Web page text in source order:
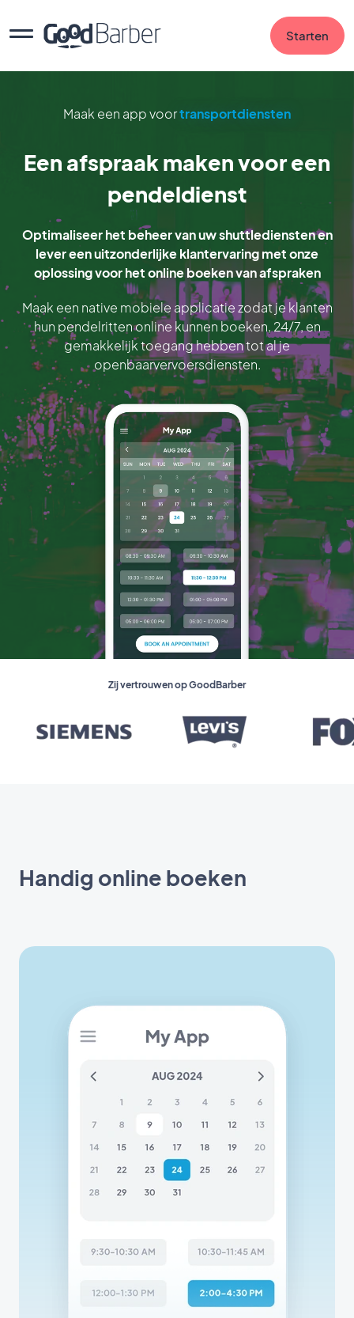
Starten
Maak een app voortransportdiensten
Een afspraak maken voor een
pendeldienst
Optimaliseer het beheer van uw shuttlediensten en
lever een uitzonderlijke klantervaring met onze
oplossing voor het online boeken van afspraken
Maak een native mobiele applicatie zodat je klanten
hun pendelritten online kunnen boeken, 24/7, en
gemakkelijk toegang hebben tot al je
openbaarvervoersdiensten.
Zij vertrouwen op GoodBarber
Handig online boeken